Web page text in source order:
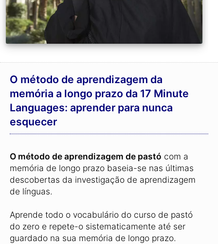
O método de aprendizagem da
memória a longo prazo da 17 Minute
Languages: aprender para nunca
esquecer
O método de aprendizagem de pastó com a
memória de longo prazo baseia-se nas últimas
descobertas da investigação de aprendizagem
de línguas.
Aprende todo o vocabulário do curso de pastó
do zero e repete-o sistematicamente até ser
guardado na sua memória de longo prazo.